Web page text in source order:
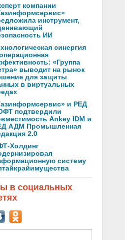
компании
инструмент,
ИИ
синергия
«Группа
выводит на рынок
для защиты
в виртуальных
и РЕД
подтвердили
Ankey IDM и
АДМ Промышленная
2.0
Холдинг
систему
в социальных